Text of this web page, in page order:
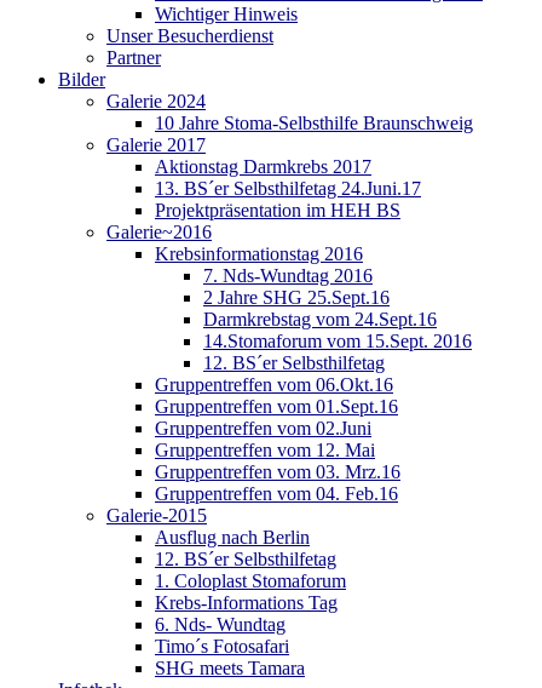
Wichtiger Hinweis
Unser Besucherdienst
Partner
Bilder
Galerie 2024
10 Jahre Stoma-Selbsthilfe Braunschweig
Galerie 2017
Aktionstag Darmkrebs 2017
13. BS´er Selbsthilfetag 24.Juni.17
Projektpräsentation im HEH BS
Galerie~2016
Krebsinformationstag 2016
7. Nds-Wundtag 2016
2 Jahre SHG 25.Sept.16
Darmkrebstag vom 24.Sept.16
14.Stomaforum vom 15.Sept. 2016
12. BS´er Selbsthilfetag
Gruppentreffen vom 06.Okt.16
Gruppentreffen vom 01.Sept.16
Gruppentreffen vom 02.Juni
Gruppentreffen vom 12. Mai
Gruppentreffen vom 03. Mrz.16
Gruppentreffen vom 04. Feb.16
Galerie-2015
Ausflug nach Berlin
12. BS´er Selbsthilfetag
1. Coloplast Stomaforum
Krebs-Informations Tag
6. Nds- Wundtag
Timo´s Fotosafari
SHG meets Tamara